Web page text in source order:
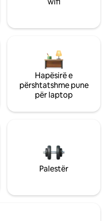
Hapësirë e
përshtatshme pune
për laptop
Palestër